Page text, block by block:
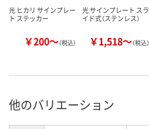
光 ヒカリ サインプレー
ト ステッカー
￥200～（税込）
光 サインプレート スラ
イド式（ステンレス）
￥1,518～（税込）
他のバリエーション